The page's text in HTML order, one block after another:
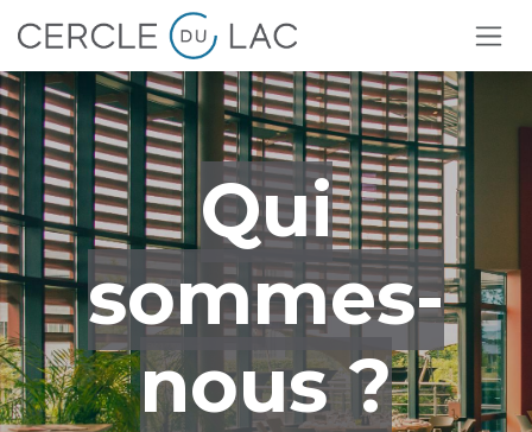
Se rendre au contenu
Qui
sommes-
nous ?